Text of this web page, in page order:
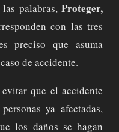
palabras, Proteger,
con las tres
preciso que asuma
de accidente.
que el accidente
ya afectadas,
los daños se hagan